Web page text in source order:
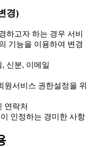
경)
하고자 하는 경우 서비
기능을 이용하여 변경
신분, 이메일
서비스 권한설정을 위
연락처
인정하는 경미한 사항